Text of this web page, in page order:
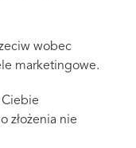
wobec
marketingowe.
złożenia nie